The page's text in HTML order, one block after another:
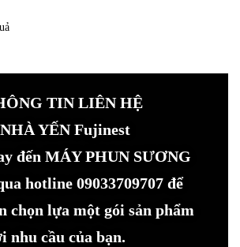
TIN LIÊN HỆ
YẾN Fujinest
đến MÁY PHUN SƯƠNG
hotline 09033709707 để
chọn lựa một gói sản phẩm
nhu cầu của bạn.